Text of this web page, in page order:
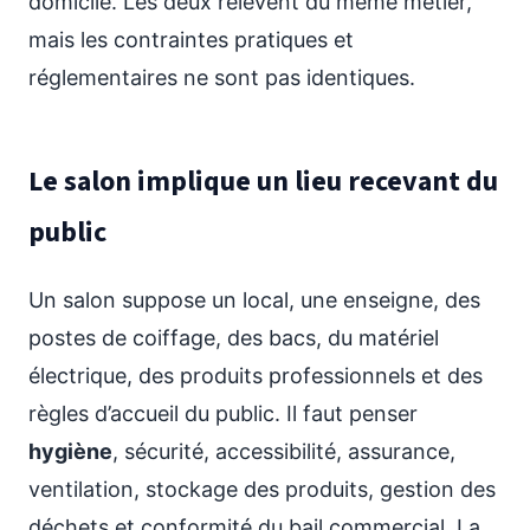
mais les contraintes pratiques et
réglementaires ne sont pas identiques.
Le salon implique un lieu recevant du
public
Un salon suppose un local, une enseigne, des
postes de coiffage, des bacs, du matériel
électrique, des produits professionnels et des
règles d’accueil du public. Il faut penser
hygiène, sécurité, accessibilité, assurance,
ventilation, stockage des produits, gestion des